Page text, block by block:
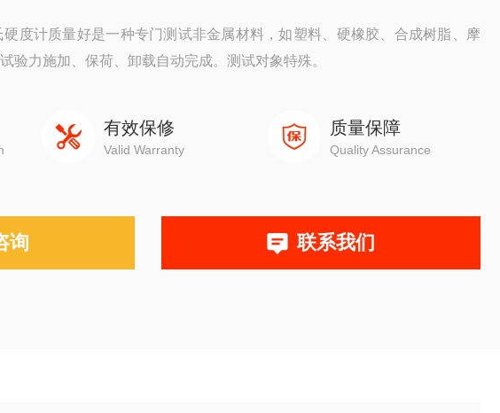
度计质量好是一种专门测试非金属材料，如塑料、硬橡胶、合成树脂、摩
验力施加、保荷、卸载自动完成。测试对象特殊。
有效保修
Valid Warranty
质量保障
Quality Assurance
询 联系我们